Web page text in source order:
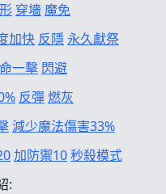
穿墻 魔免
加快 反隱 永久獻祭
一擊 閃避
反彈燃灰
減少魔法傷害33%
加防禦10秒殺模式
: